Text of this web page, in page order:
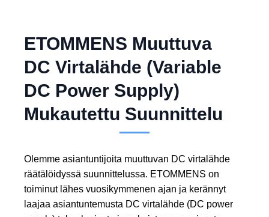
ETOMMENS Muuttuva
DC Virtalähde (Variable
DC Power Supply)
Mukautettu Suunnittelu
Olemme asiantuntijoita muuttuvan DC virtalähde
räätälöidyssä suunnittelussa. ETOMMENS on
toiminut lähes vuosikymmenen ajan ja kerännyt
laajaa asiantuntemusta DC virtalähde (DC power